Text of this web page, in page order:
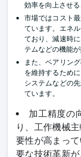
効率を向上させる
市場ではコスト
ています。エネ
ており、減速時
テムなどの機能が
また、ベアリン
を維持するため
システムなどの
ています。
加工精度の
り、工作機械
要性が高まっ
要な技術革新